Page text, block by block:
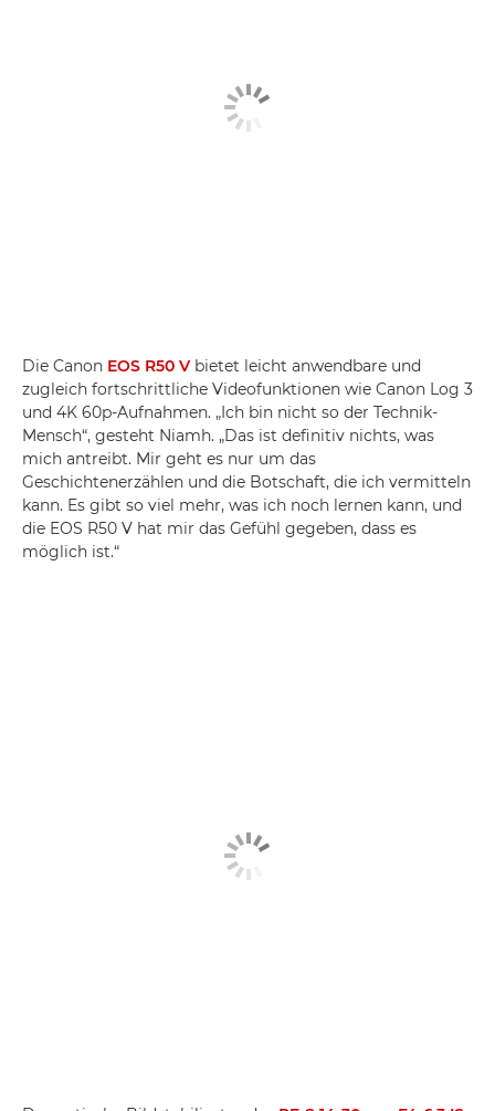
Die Canon EOS R50 V bietet leicht anwendbare und
zugleich fortschrittliche Videofunktionen wie Canon Log 3
und 4K 60p-Aufnahmen. „Ich bin nicht so der Technik-
Mensch“, gesteht Niamh. „Das ist definitiv nichts, was
mich antreibt. Mir geht es nur um das
Geschichtenerzählen und die Botschaft, die ich vermitteln
kann. Es gibt so viel mehr, was ich noch lernen kann, und
die EOS R50 V hat mir das Gefühl gegeben, dass es
möglich ist.“